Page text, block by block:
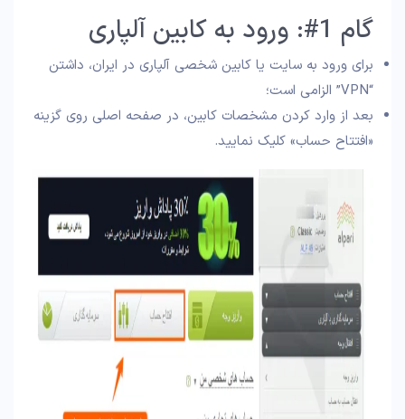
گام 1#: ورود به کابین آلپاری
برای ورود به سایت یا کابین شخصی آلپاری در ایران، داشتن
“VPN” الزامی است؛
بعد از وارد کردن مشخصات کابین، در صفحه اصلی روی گزینه
«افتتاح حساب» کلیک نمایید.